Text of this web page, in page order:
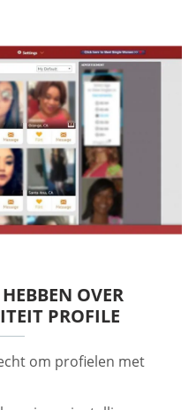
OVER
PROFILE
om profielen met